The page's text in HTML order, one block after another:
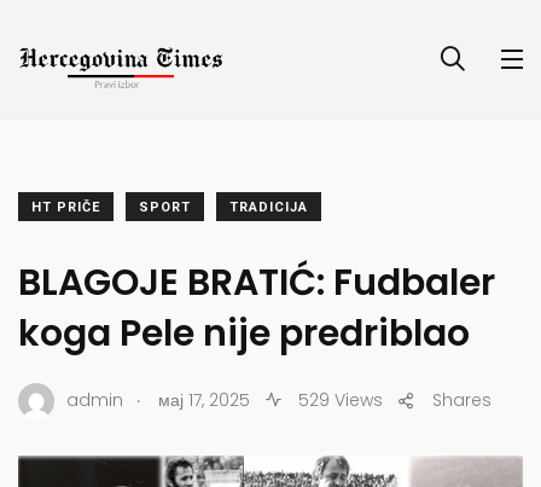
HT PRIČE SPORT TRADICIJA
BLAGOJE BRATIĆ: Fudbaler
koga Pele nije predriblao
admin . мај 17, 2025 529 Views Shares